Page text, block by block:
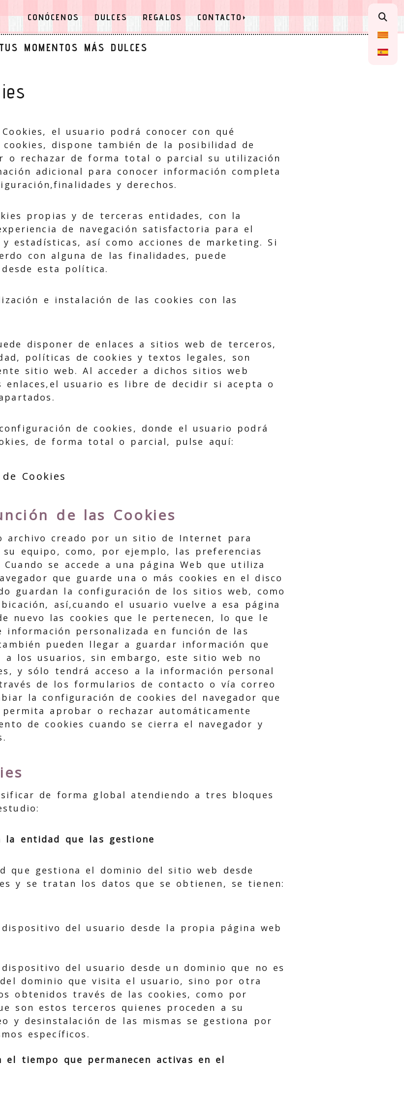
CONÓCENOS DULCES REGALOS CONTACTO
TUS MOMENTOS MÁS DULCES
el usuario podrá conocer con qué
dispone también de la posibilidad de
o rechazar de forma total o parcial su utilización
adicional para conocer información completa
y derechos.
propias y de terceras entidades, con la
de navegación satisfactoria para el
estadísticas, así como acciones de marketing. Si
con alguna de las finalidades, puede
esta política.
e instalación de las cookies con las
disponer de enlaces a sitios web de terceros,
políticas de cookies y textos legales, son
sitio web. Al acceder a dichos sitios web
enlaces,el usuario es libre de decidir si acepta o
de cookies, donde el usuario podrá
de forma total o parcial, pulse aquí:
Cookies
de las Cookies
archivo creado por un sitio de Internet para
equipo, como, por ejemplo, las preferencias
se accede a una página Web que utiliza
que guarde una o más cookies en el disco
guardan la configuración de los sitios web, como
así,cuando el usuario vuelve a esa página
nuevo las cookies que le pertenecen, lo que le
personalizada en función de las
pueden llegar a guardar información que
a los usuarios, sin embargo, este sitio web no
y sólo tendrá acceso a la información personal
de los formularios de contacto o vía correo
la configuración de cookies del navegador que
aprobar o rechazar automáticamente
de cookies cuando se cierra el navegador y
de forma global atendiendo a tres bloques
la entidad que las gestione
que gestiona el dominio del sitio web desde
y se tratan los datos que se obtienen, se tienen:
del usuario desde la propia página web
del usuario desde un dominio que no es
dominio que visita el usuario, sino por otra
obtenidos través de las cookies, como por
son estos terceros quienes proceden a su
y desinstalación de las mismas se gestiona por
específicos.
el tiempo que permanecen activas en el